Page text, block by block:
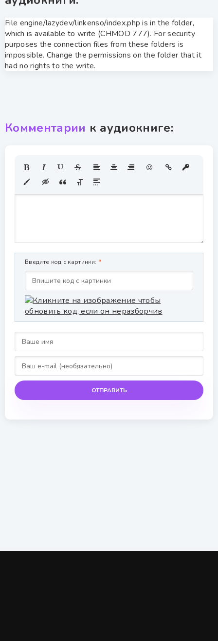
File engine/lazydev/linkenso/index.php is in the folder,
which is available to write (CHMOD 777). For security
purposes the connection files from these folders is
impossible. Change the permissions on the folder that it
had no rights to the write.
Комментарии к аудиокниге:
Введите код с картинки:
ОТПРАВИТЬ